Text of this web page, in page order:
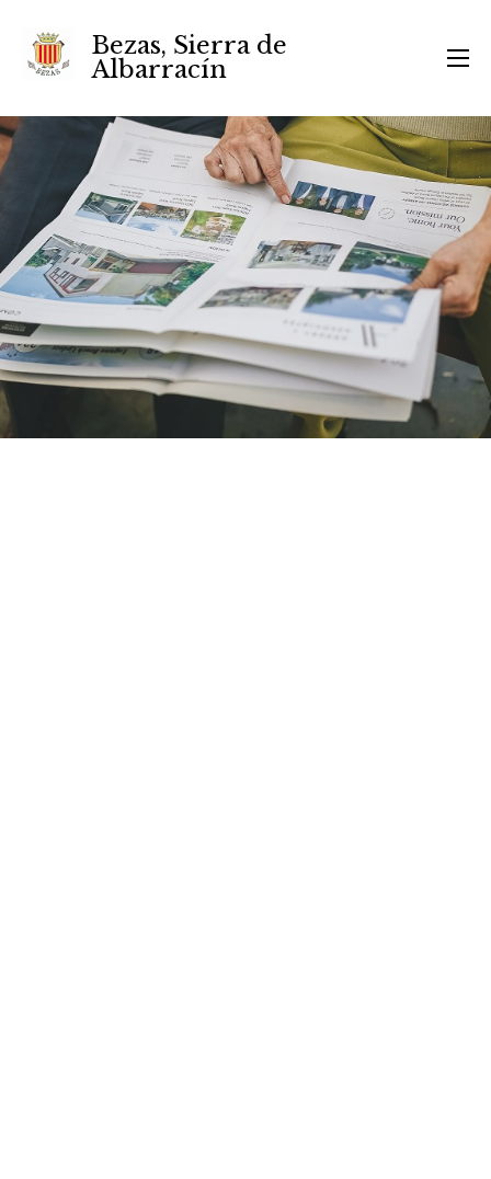
Bezas, Sierra de
Albarracín